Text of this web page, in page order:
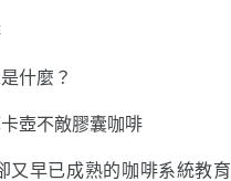
什麼？
壺不敵膠囊咖啡
又早已成熟的咖啡系統教育